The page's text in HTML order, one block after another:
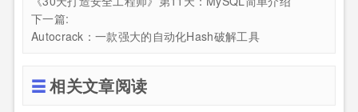
下一篇:
Autocrack：一款强大的自动化Hash破解工具
相关文章阅读